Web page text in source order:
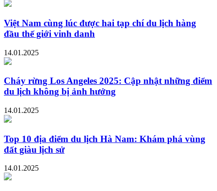
Việt Nam cùng lúc được hai tạp chí du lịch hàng
đầu thế giới vinh danh
14.01.2025
Cháy rừng Los Angeles 2025: Cập nhật những điểm
du lịch không bị ảnh hưởng
14.01.2025
Top 10 địa điểm du lịch Hà Nam: Khám phá vùng
đất giàu lịch sử
14.01.2025